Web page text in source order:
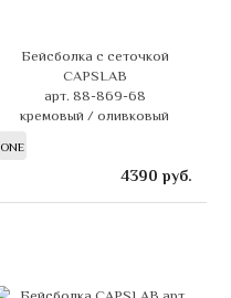
Бейсболка с сеточкой
CAPSLAB
арт. 88-869-68
кремовый / оливковый
ONE
4390 руб.